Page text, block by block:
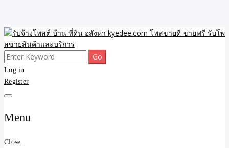
Skip
to
content
รับจ้างโพสต์ บ้าน ที่ดิน
อสังหา kyedee.com โพส
ขายดี ขายฟรี รับโพสขาย
สินค้าและบริการ
ขายดี โพสประกาศขายสินค้าฟรี บ้าน ที่ดิน อสังหา รับโพสต์ประกาศขาย
ของ รับรองผล ดีที่สุดถูกที่สุด ติดหน้าแรกกูเกืล
Search
for:
Log in
Register
Menu
Close